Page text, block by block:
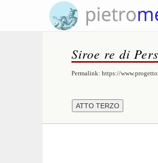
Siroe re di
Permalink: https://